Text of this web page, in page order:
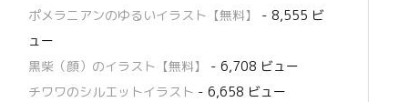
ポメラニアンのゆるいイラスト【無料】
- 8,555 ビ
ュー
黒柴（顔）のイラスト【無料】
- 6,708 ビュー
チワワのシルエットイラスト - 6,658 ビュー